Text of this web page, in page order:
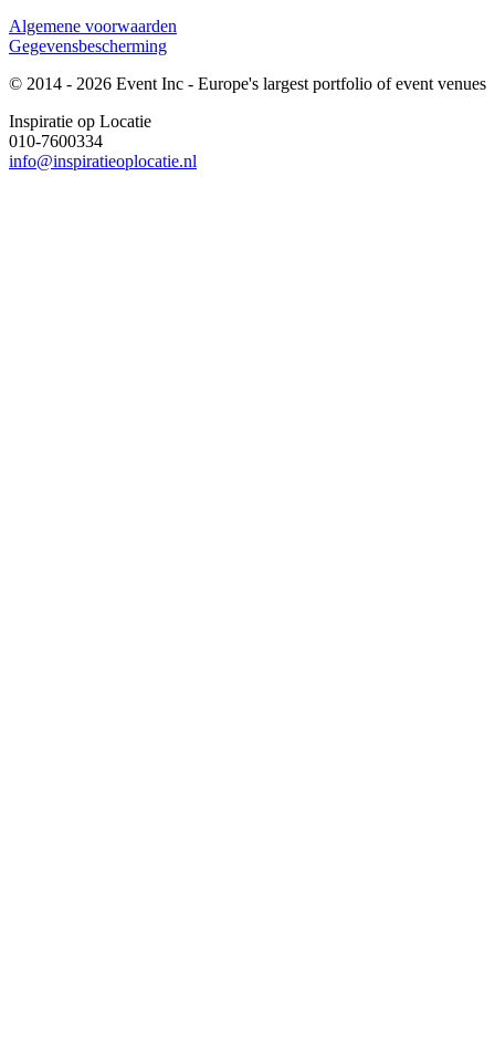
Algemene voorwaarden
Gegevensbescherming
© 2014 - 2026 Event Inc - Europe's largest portfolio of event venues
Inspiratie op Locatie
010-7600334
info@inspiratieoplocatie.nl